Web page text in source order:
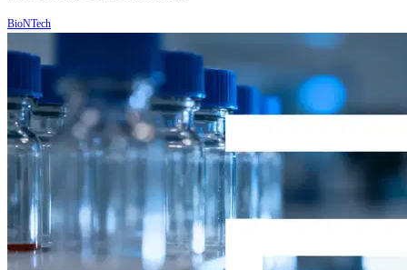
BioNTech